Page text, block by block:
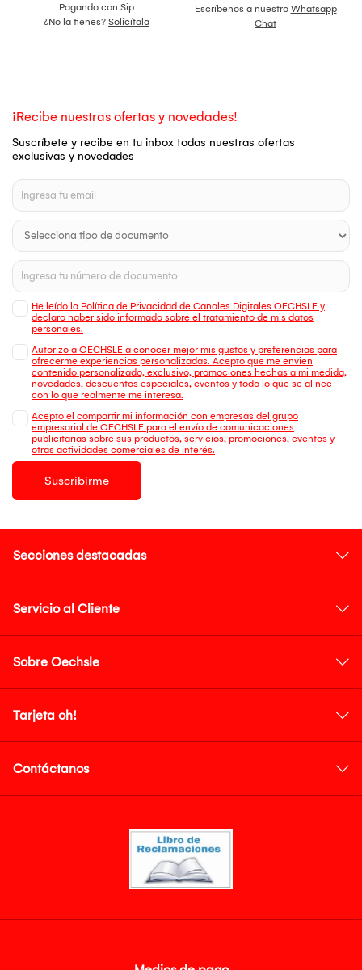
Pagando con Sip
¿No la tienes? Solicítala
Escríbenos a nuestro Whatsapp
Chat
¡Recibe nuestras ofertas y novedades!
Suscríbete y recibe en tu inbox todas nuestras ofertas
exclusivas y novedades
He leído la Política de Privacidad de Canales Digitales OECHSLE y
declaro haber sido informado sobre el tratamiento de mis datos
personales.
Autorizo a OECHSLE a conocer mejor mis gustos y preferencias para
ofrecerme experiencias personalizadas. Acepto que me envien
contenido personalizado, exclusivo, promociones hechas a mi medida,
novedades, descuentos especiales, eventos y todo lo que se alinee
con lo que realmente me interesa.
Acepto el compartir mi información con empresas del grupo
empresarial de OECHSLE para el envío de comunicaciones
publicitarias sobre sus productos, servicios, promociones, eventos y
otras actividades comerciales de interés.
Suscribirme
Secciones destacadas
Servicio al Cliente
Sobre Oechsle
Tarjeta oh!
Contáctanos